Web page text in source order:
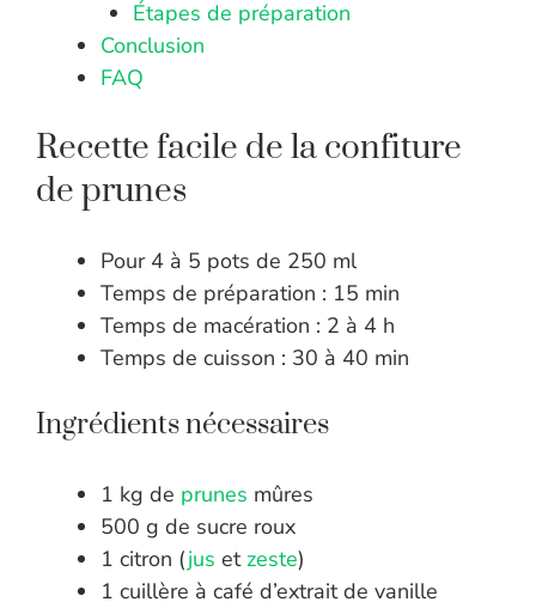
Étapes de préparation
Conclusion
FAQ
Recette facile de la confiture
de prunes
Pour 4 à 5 pots de 250 ml
Temps de préparation : 15 min
Temps de macération : 2 à 4 h
Temps de cuisson : 30 à 40 min
Ingrédients nécessaires
1 kg de prunes mûres
500 g de sucre roux
1 citron (jus et zeste)
1 cuillère à café d’extrait de vanille